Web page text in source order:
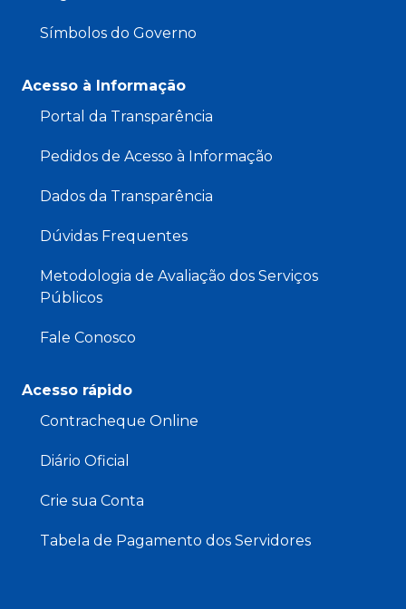
Símbolos do Governo
Acesso à Informação
Portal da Transparência
Pedidos de Acesso à Informação
Dados da Transparência
Dúvidas Frequentes
Metodologia de Avaliação dos Serviços
Públicos
Fale Conosco
Acesso rápido
Contracheque Online
Diário Oficial
Crie sua Conta
Tabela de Pagamento dos Servidores